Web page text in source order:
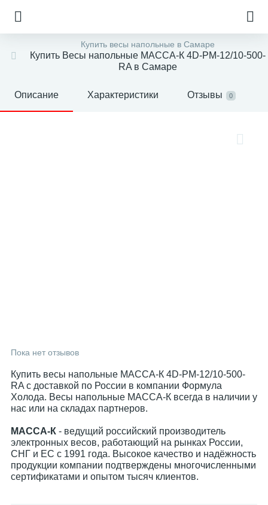
Купить весы напольные в Самаре
Купить Весы напольные МАССА-К 4D-PM-12/10-500-
RA в Самаре
Описание Характеристики Отзывы 0
Пока нет отзывов
Купить весы напольные МАССА-К 4D-PM-12/10-500-
RA с доставкой по России в компании Формула
Холода. Весы напольные МАССА-К всегда в наличии у
нас или на складах партнеров.
МАССА-К - ведущий российский производитель
электронных весов, работающий на рынках России,
СНГ и ЕС с 1991 года. Высокое качество и надёжность
продукции компании подтверждены многочисленными
сертификатами и опытом тысяч клиентов.